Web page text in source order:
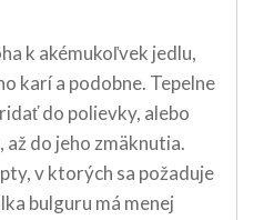
k akémukoľvek jedlu,
karí a podobne. Tepelne
do polievky, alebo
až do jeho zmäknutia.
v ktorých sa požaduje
bulguru má menej